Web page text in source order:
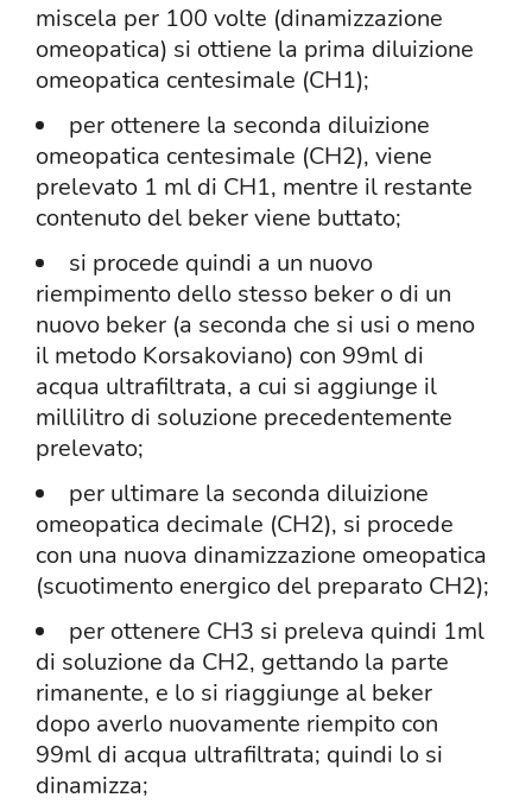
miscela per 100 volte (dinamizzazione
omeopatica) si ottiene la prima diluizione
omeopatica centesimale (CH1);
per ottenere la seconda diluizione
omeopatica centesimale (CH2), viene
prelevato 1 ml di CH1, mentre il restante
contenuto del beker viene buttato;
si procede quindi a un nuovo
riempimento dello stesso beker o di un
nuovo beker (a seconda che si usi o meno
il metodo Korsakoviano) con 99ml di
acqua ultrafiltrata, a cui si aggiunge il
millilitro di soluzione precedentemente
prelevato;
per ultimare la seconda diluizione
omeopatica decimale (CH2), si procede
con una nuova dinamizzazione omeopatica
(scuotimento energico del preparato CH2);
per ottenere CH3 si preleva quindi 1ml
di soluzione da CH2, gettando la parte
rimanente, e lo si riaggiunge al beker
dopo averlo nuovamente riempito con
99ml di acqua ultrafiltrata; quindi lo si
dinamizza;